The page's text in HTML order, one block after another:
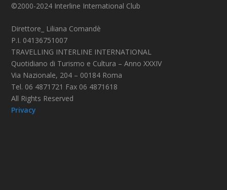
©2000-2024 Interline International Club
Direttore_ Liliana Comandè
P.I. 04136751007
TRAVELLING INTERLINE INTERNATIONAL
Quotidiano di Turismo e Cultura – Anno XXXIV
Via Nazionale, 204 – 00184 Roma
Tel. 06 4871721 Fax 06 4871618
All Rights Reserved
Privacy